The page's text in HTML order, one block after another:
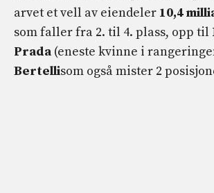
arvet et vell av eiendeler 10,4
som faller fra 2. til 4. plass, opp til
Prada (eneste kvinne i
Bertellisom også mister 2